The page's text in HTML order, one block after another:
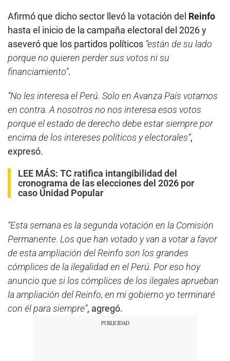
Afirmó que dicho sector llevó la votación del Reinfo
hasta el inicio de la campaña electoral del 2026 y
aseveró que los partidos políticos “están de su lado
porque no quieren perder sus votos ni su
financiamiento”.
“No les interesa el Perú. Solo en Avanza País votamos
en contra. A nosotros no nos interesa esos votos
porque el estado de derecho debe estar siempre por
encima de los intereses políticos y electorales”,
expresó.
LEE MÁS: TC ratifica intangibilidad del
cronograma de las elecciones del 2026 por
caso Unidad Popular
“Esta semana es la segunda votación en la Comisión
Permanente. Los que han votado y van a votar a favor
de esta ampliación del Reinfo son los grandes
cómplices de la ilegalidad en el Perú. Por eso hoy
anuncio que si los cómplices de los ilegales aprueban
la ampliación del Reinfo, en mi gobierno yo terminaré
con él para siempre”, agregó.